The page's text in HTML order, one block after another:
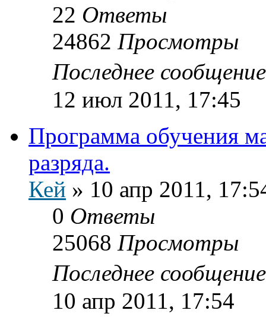
22 Ответы
24862 Просмотры
Последнее
12 июл 2011, 17:45
Программа обучения
разряда.
Кей » 10 апр 2011,
0 Ответы
25068 Просмотры
Последнее
10 апр 2011, 17:54